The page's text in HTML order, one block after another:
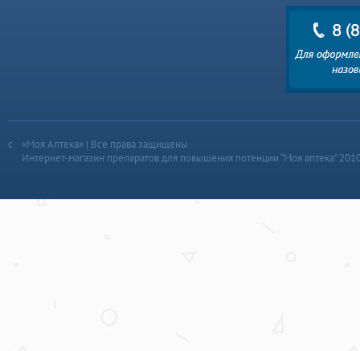
«Моя Аптека» | Все права защищены
Интернет-магазин препаратов для повышения потенции “Моя аптека”